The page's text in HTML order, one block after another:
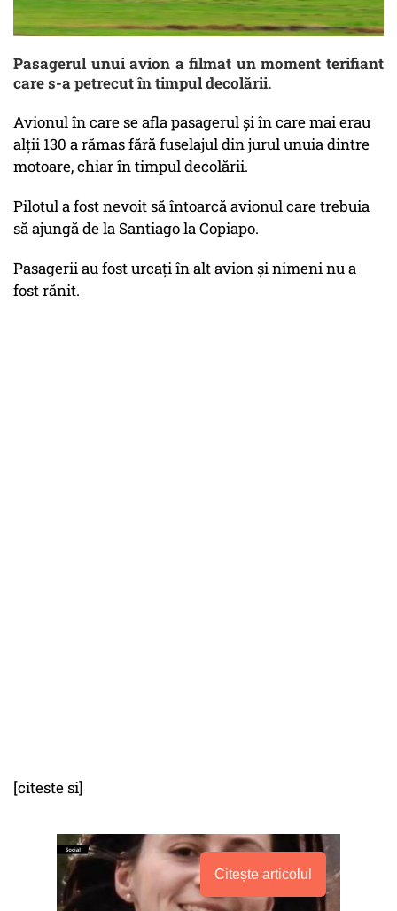
Pasagerul unui avion a filmat un moment terifiant
care s-a petrecut în timpul decolării.
Avionul în care se afla pasagerul și în care mai erau
alții 130 a rămas fără fuselajul din jurul unuia dintre
motoare, chiar în timpul decolării.
Pilotul a fost nevoit să întoarcă avionul care trebuia
să ajungă de la Santiago la Copiapo.
Pasagerii au fost urcați în alt avion și nimeni nu a
fost rănit.
[citeste si]
Citește articolul